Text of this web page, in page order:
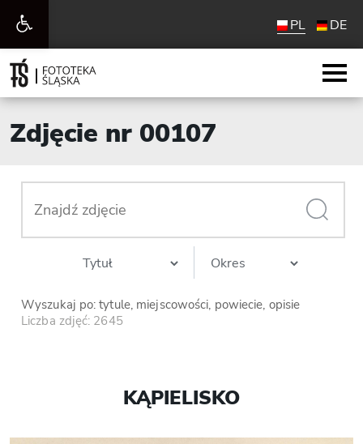
Otwórz
pasek
narzędzi
PL DE
Zdjęcie nr 00107
Wyszukaj po: tytule, miejscowości, powiecie, opisie
Liczba zdjęć: 2645
KĄPIELISKO